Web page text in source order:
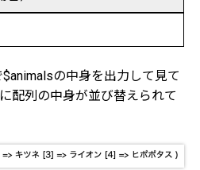
$animalsの中身を出力して見て
配列の中身が並び替えられて